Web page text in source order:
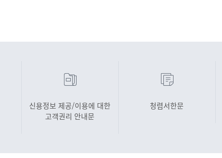
신용정보 제공/이용에 대한
고객권리 안내문
청렴서한문